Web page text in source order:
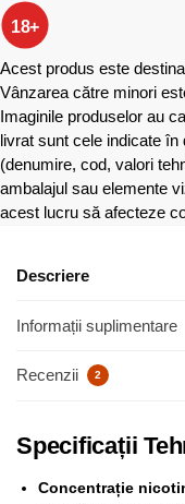
18+
Acest produs este
Vânzarea către minori
Imaginile produselor au
livrat sunt cele indicate
(denumire, cod, valori
ambalajul sau elemente
acest lucru să afecteze
Descriere
Informații suplimentare
Recenzii 2
Specificații
Concentrație